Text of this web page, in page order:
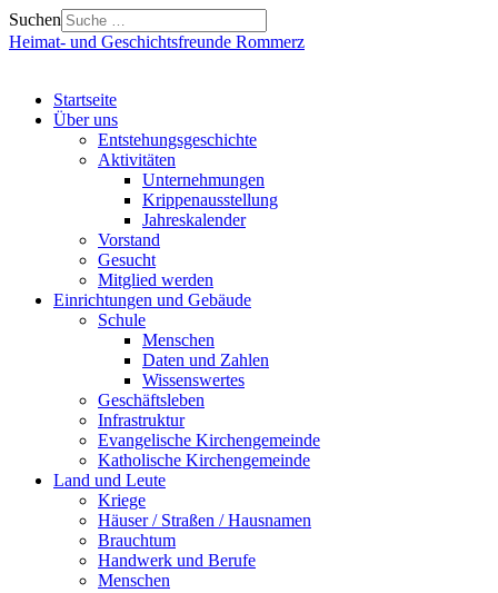
Suchen
Heimat- und Geschichtsfreunde Rommerz
Startseite
Über uns
Entstehungsgeschichte
Aktivitäten
Unternehmungen
Krippenausstellung
Jahreskalender
Vorstand
Gesucht
Mitglied werden
Einrichtungen und Gebäude
Schule
Menschen
Daten und Zahlen
Wissenswertes
Geschäftsleben
Infrastruktur
Evangelische Kirchengemeinde
Katholische Kirchengemeinde
Land und Leute
Kriege
Häuser / Straßen / Hausnamen
Brauchtum
Handwerk und Berufe
Menschen